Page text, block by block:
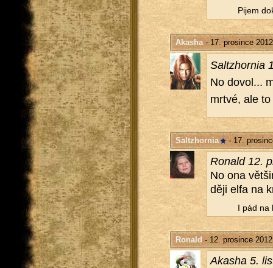
Pijem
Akasha- 17. prosince
Salt­zhor­nia
No dovol...
mrtvé, ale
Saltzhornia - 17.
Ro­nald 12.
No ona
dě­ji elfa na
I pád na
Ronald - 12. prosince
Aka­sha 5.